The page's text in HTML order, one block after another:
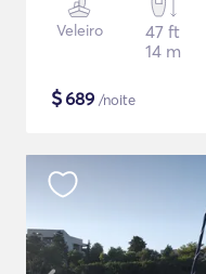
Veleiro
47 ft
14 m
$689 /noite